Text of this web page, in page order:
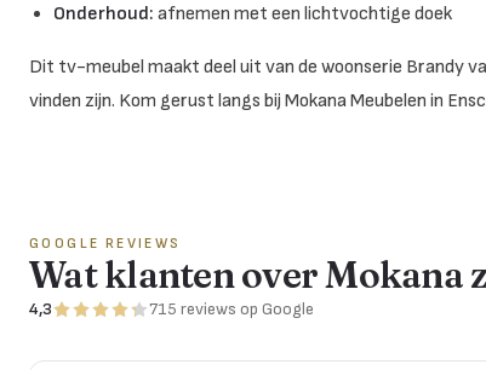
Onderhoud: afnemen met een lichtvochtige doek
Dit tv-meubel maakt deel uit van de woonserie Brandy
vinden zijn. Kom gerust langs bij Mokana Meubelen in
GOOGLE REVIEWS
Wat klanten over Mokana
4,3 715 reviews op Google